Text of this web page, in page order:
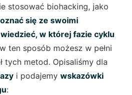
stosować biohacking, jako
się ze swoimi
w której fazie cyklu
ten sposób możesz w pełni
tych metod. Opisaliśmy dla
i podajemy wskazówki
: